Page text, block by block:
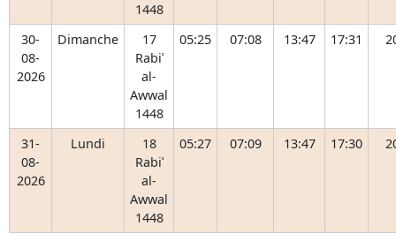
1448
30-
08-
2026
Dimanche
17
Rabiʿ
al-
Awwal
1448
05:25 07:08 13:47 17:31
31-
08-
2026
Lundi
18
Rabiʿ
al-
Awwal
1448
05:27 07:09 13:47 17:30